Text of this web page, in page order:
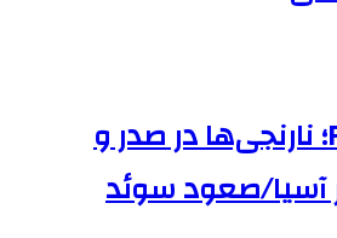
پایان درام گروه F؛ نارنجی‌ها در صدر و
آسیا/صعود سوئد